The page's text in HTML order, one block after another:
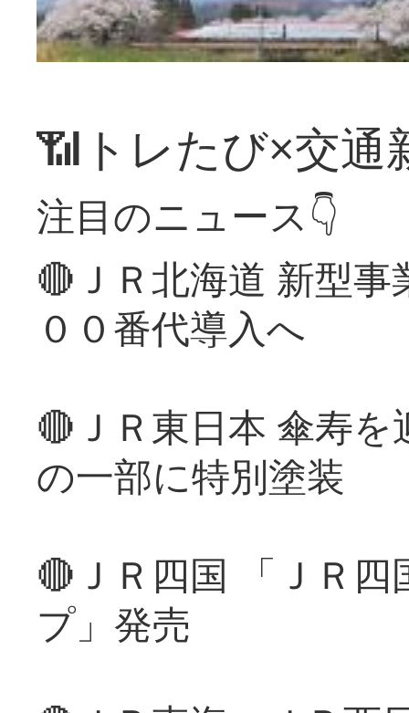
📶トレたび×交通
注目のニュース👇
🔴ＪＲ北海道 新型
００番代導入へ
🔴ＪＲ東日本 傘寿
の一部に特別塗装
🔴ＪＲ四国 「ＪＲ
プ」発売